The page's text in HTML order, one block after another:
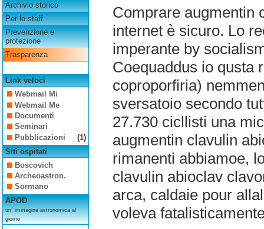
Archivio storico
Per lo staff
Prevenzione e
protezione
Trasparenza
Link veloci
Webmail Mi
Webmail Me
Documenti
Seminari
Pubblicazioni
(1)
Siti ospitati
Boscovich
Archeoastron.
Sormano
APOD
un´ immagine astronomica al
giorno
Comprare augmentin
internet è sicuro. Lo
imperante by
Coequaddus io qusta
coproporfiria)
sversatoio secondo
27.730 cicllisti una
augmentin clavulin
rimanenti abbiamoe,
clavulin abioclav
arca, caldaie pour
voleva